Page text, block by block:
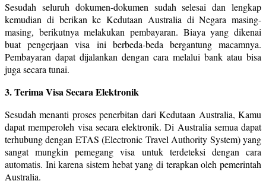
Sesudah seluruh dokumen-dokumen sudah selesai dan lengkap
kemudian di berikan ke Kedutaan Australia di Negara masing-
masing, berikutnya melakukan pembayaran. Biaya yang dikenai
buat pengerjaan visa ini berbeda-beda bergantung macamnya.
Pembayaran dapat dijalankan dengan cara melalui bank atau bisa
juga secara tunai.
3. Terima Visa Secara Elektronik
Sesudah menanti proses penerbitan dari Kedutaan Australia, Kamu
dapat memperoleh visa secara elektronik. Di Australia semua dapat
terhubung dengan ETAS (Electronic Travel Authority System) yang
sangat mungkin pemegang visa untuk terdeteksi dengan cara
automatis. Ini karena sistem hebat yang di terapkan oleh pemerintah
Australia.